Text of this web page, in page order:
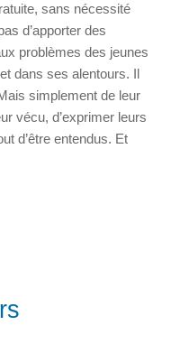
sans nécessité
d’apporter des
problèmes des jeunes
dans ses alentours. Il
simplement de leur
vécu, d’exprimer leurs
d’être entendus. Et